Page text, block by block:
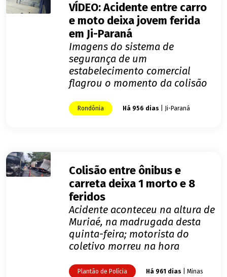
VÍDEO: Acidente entre carro
e moto deixa jovem ferida
em Ji-Paraná
Imagens do sistema de
segurança de um
estabelecimento comercial
flagrou o momento da colisão
Rondônia Há 956 dias | Ji-Paraná
Colisão entre ônibus e
carreta deixa 1 morto e 8
feridos
Acidente aconteceu na altura de
Muriaé, na madrugada desta
quinta-feira; motorista do
coletivo morreu na hora
Plantão de Polícia Há 961 dias | Minas